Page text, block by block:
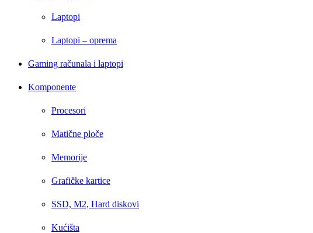
Laptopi
Laptopi – oprema
Gaming računala i laptopi
Komponente
Procesori
Matične ploče
Memorije
Grafičke kartice
SSD, M2, Hard diskovi
Kućišta